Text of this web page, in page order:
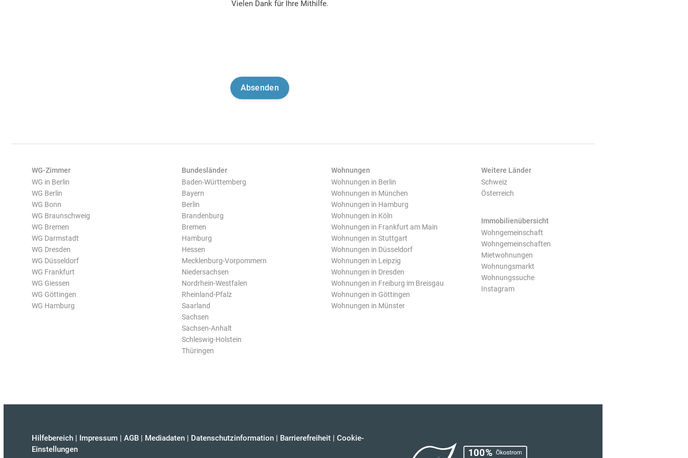
Vielen Dank für Ihre Mithilfe.
WG-Zimmer
WG in Berlin
WG Berlin
WG Bonn
WG Braunschweig
WG Bremen
WG Darmstadt
WG Dresden
WG Düsseldorf
WG Frankfurt
WG Giessen
WG Göttingen
WG Hamburg
Bundesländer
Baden-Württemberg
Bayern
Berlin
Brandenburg
Bremen
Hamburg
Hessen
Mecklenburg-Vorpommern
Niedersachsen
Nordrhein-Westfalen
Rheinland-Pfalz
Saarland
Sachsen
Sachsen-Anhalt
Schleswig-Holstein
Thüringen
Wohnungen
Wohnungen in Berlin
Wohnungen in München
Wohnungen in Hamburg
Wohnungen in Köln
Wohnungen in Frankfurt am Main
Wohnungen in Stuttgart
Wohnungen in Düsseldorf
Wohnungen in Leipzig
Wohnungen in Dresden
Wohnungen in Freiburg im Breisgau
Wohnungen in Göttingen
Wohnungen in Münster
Weitere Länder
Schweiz
Österreich
Immobilienübersicht
Wohngemeinschaft
Wohngemeinschaften
Mietwohnungen
Wohnungsmarkt
Wohnungssuche
Instagram
Hilfebereich | Impressum | AGB | Mediadaten | Datenschutzinformation | Barrierefreiheit | Cookie-
Einstellungen